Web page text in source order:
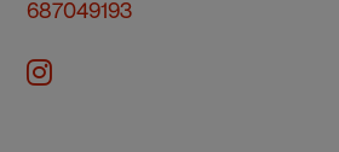
687049193